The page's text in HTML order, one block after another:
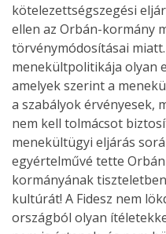
kötelezettségszegési
ellen az Orbán-kormány
törvénymódosításai
menekültpolitikája olyan
amelyek szerint a
a szabályok érvényesek,
nem kell tolmácsot
menekültügyi eljárás
egyértelművé tette
kormányának
kultúrát! A Fidesz nem
országból olyan